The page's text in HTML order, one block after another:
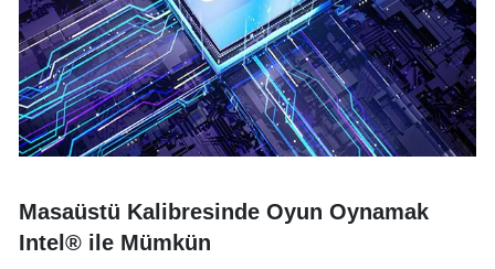
Masaüstü Kalibresinde Oyun Oynamak
Intel® ile Mümkün